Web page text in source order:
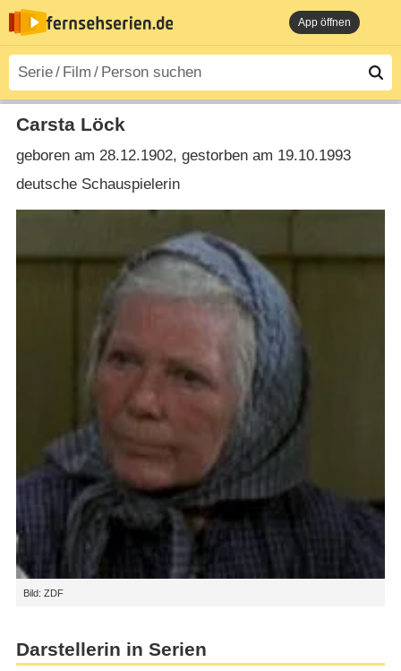
App öffnen
Bild: ZDF
Carsta Löck
geboren am 28.12.1902, gestorben am 19.10.1993
deutsche Schauspielerin
Darstellerin in Serien